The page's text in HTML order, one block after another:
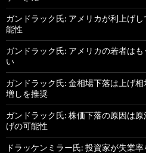
ガンドラック氏: アメリカが利上げ
能性
ガンドラック氏: アメリカの若者は
い
ガンドラック氏: 金相場下落は上げ
増しを推奨
ガンドラック氏: 株価下落の原因は
げの可能性
ドラッケンミラー氏: 投資家が失業